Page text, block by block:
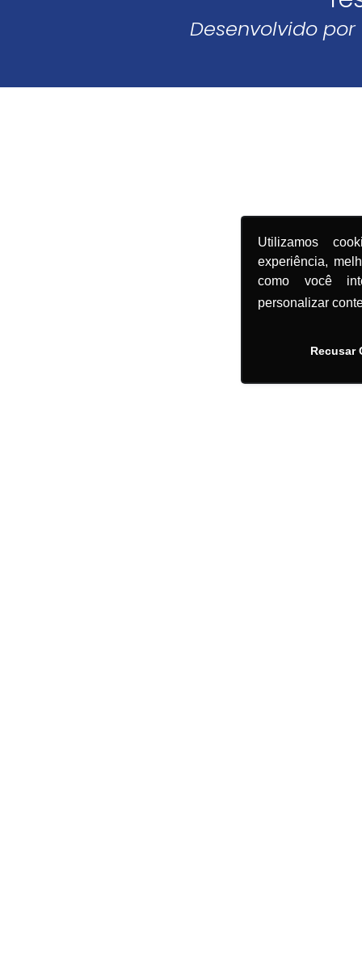
Utilizamos
experiência,
como você
personalizar
Recusar
Desenvolvido por